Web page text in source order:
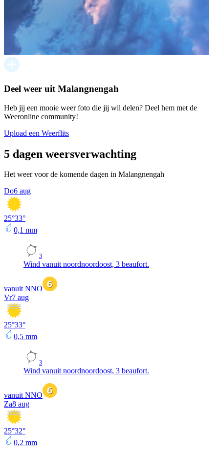
Deel weer uit Malangnengah
Heb jij een mooie weer foto die jij wil delen? Deel hem met de
Weeronline community!
Upload een Weerflits
5 dagen weersverwachting
Het weer voor de komende dagen in Malangnengah
Do6 aug
25°33°
0,1 mm
3
Wind vanuit noordnoordoost, 3 beaufort.
vanuit NNO
Vr7 aug
25°33°
0,5 mm
3
Wind vanuit noordnoordoost, 3 beaufort.
vanuit NNO
Za8 aug
25°32°
0,2 mm